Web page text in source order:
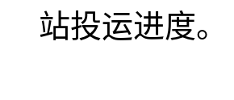
站投运进度。